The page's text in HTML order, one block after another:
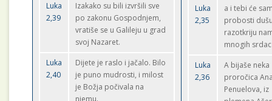
Luka
2,39
Izakako su bili izvršili sve
po zakonu Gospodnjem,
vratiše se u Galileju u grad
svoj Nazaret.
Luka
2,40
Dijete je raslo i jačalo. Bilo
je puno mudrosti, i milost
je Božja počivala na
njemu.
Luka
2,35
a i tebi će
probosti
razotkriju
mnogih
Luka
2,36
A bijaše neka
proročica
Penuelova, iz